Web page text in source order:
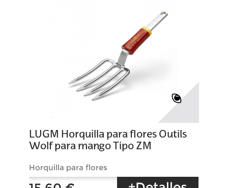
LUGM Horquilla para flores Outils
Wolf para mango Tipo ZM
Horquilla para flores